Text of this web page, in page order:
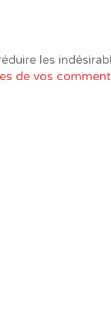
les
de vos